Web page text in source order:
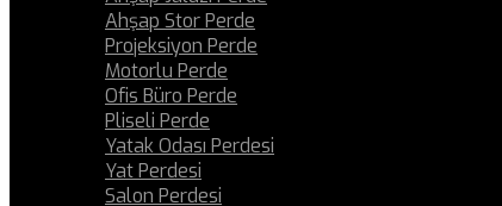
Ahşap Stor Perde
Projeksiyon Perde
Motorlu Perde
Ofis Büro Perde
Pliseli Perde
Yatak Odası Perdesi
Yat Perdesi
Salon Perdesi